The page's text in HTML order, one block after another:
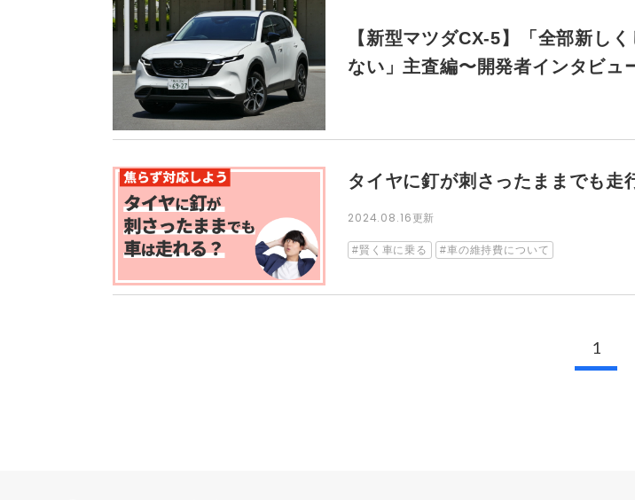
【新型マツダCX-5】「全部新し
ない」主査編〜開発者インタビュ
タイヤに釘が刺さったままでも
2024.08.16更新
賢く車に乗る 車の維持費について
1